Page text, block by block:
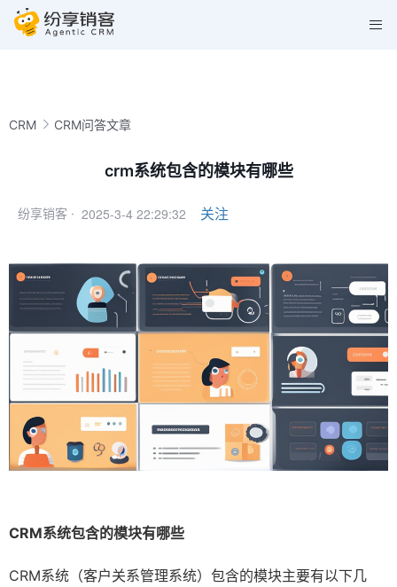
CRM CRM问答文章
crm系统包含的模块有哪些
纷享销客 · 2025-3-4 22:29:32 关注
CRM系统包含的模块有哪些
CRM系统（客户关系管理系统）包含的模块主要有以下几